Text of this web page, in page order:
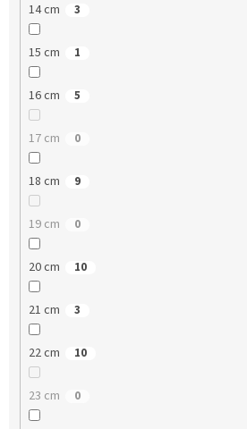
14 cm 3
15 cm 1
16 cm 5
17 cm 0
18 cm 9
19 cm 0
20 cm 10
21 cm 3
22 cm 10
23 cm 0